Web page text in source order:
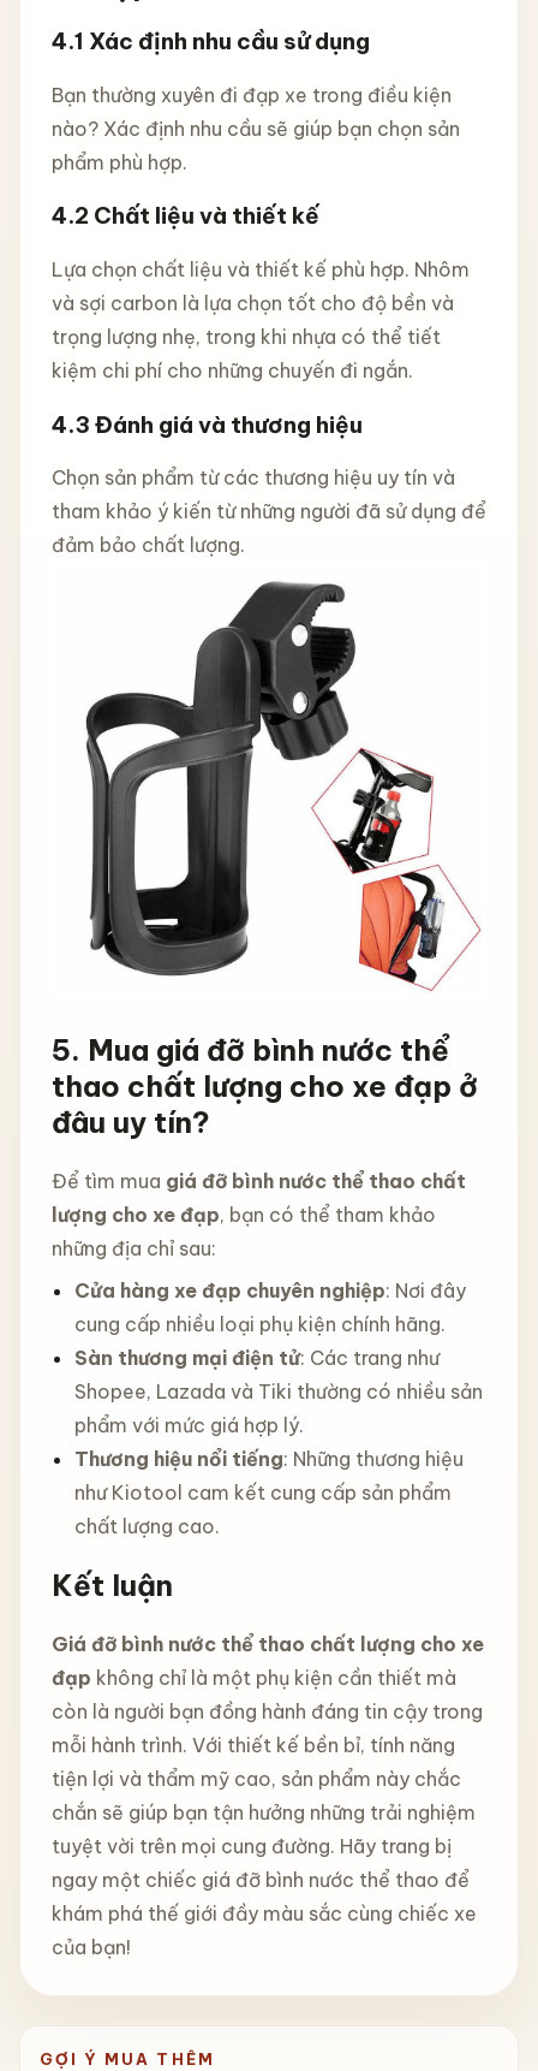
4.1 Xác định nhu cầu sử dụng
Bạn thường xuyên đi đạp xe trong điều kiện
nào? Xác định nhu cầu sẽ giúp bạn chọn sản
phẩm phù hợp.
4.2 Chất liệu và thiết kế
Lựa chọn chất liệu và thiết kế phù hợp. Nhôm
và sợi carbon là lựa chọn tốt cho độ bền và
trọng lượng nhẹ, trong khi nhựa có thể tiết
kiệm chi phí cho những chuyến đi ngắn.
4.3 Đánh giá và thương hiệu
Chọn sản phẩm từ các thương hiệu uy tín và
tham khảo ý kiến từ những người đã sử dụng để
đảm bảo chất lượng.
5. Mua giá đỡ bình nước thể
thao chất lượng cho xe đạp ở
đâu uy tín?
Để tìm mua giá đỡ bình nước thể thao chất
lượng cho xe đạp, bạn có thể tham khảo
những địa chỉ sau:
Cửa hàng xe đạp chuyên nghiệp: Nơi đây
cung cấp nhiều loại phụ kiện chính hãng.
Sàn thương mại điện tử: Các trang như
Shopee, Lazada và Tiki thường có nhiều sản
phẩm với mức giá hợp lý.
Thương hiệu nổi tiếng: Những thương hiệu
như Kiotool cam kết cung cấp sản phẩm
chất lượng cao.
Kết luận
Giá đỡ bình nước thể thao chất lượng cho xe
đạp không chỉ là một phụ kiện cần thiết mà
còn là người bạn đồng hành đáng tin cậy trong
mỗi hành trình. Với thiết kế bền bỉ, tính năng
tiện lợi và thẩm mỹ cao, sản phẩm này chắc
chắn sẽ giúp bạn tận hưởng những trải nghiệm
tuyệt vời trên mọi cung đường. Hãy trang bị
ngay một chiếc giá đỡ bình nước thể thao để
khám phá thế giới đầy màu sắc cùng chiếc xe
của bạn!
GỢI Ý MUA THÊM